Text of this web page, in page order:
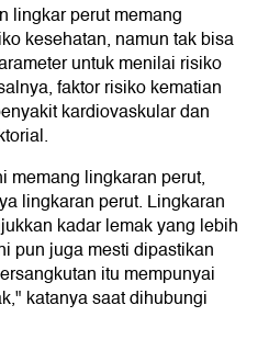
lingkar perut memang
kesehatan, namun tak bisa
untuk menilai risiko
faktor risiko kematian
kardiovaskular dan
memang lingkaran perut,
lingkaran perut. Lingkaran
kadar lemak yang lebih
pun juga mesti dipastikan
itu mempunyai
katanya saat dihubungi